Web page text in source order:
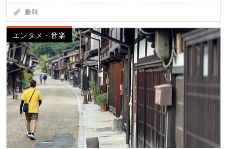
趣味
エンタメ・音楽